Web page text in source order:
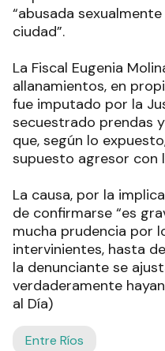
“abusada
ciudad”.
La Fiscal Eugenia
allanamientos, en
fue imputado por la
secuestrado prendas
que, según lo
supuesto agresor con
La causa, por la
de confirmarse “es
mucha prudencia por
intervinientes, hasta
la denunciante se
verdaderamente
al Día)
Entre Ríos